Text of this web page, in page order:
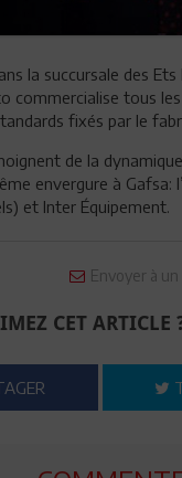
la succursale des
commercialise tous
fixés par le
de la
envergure à
et Inter Équipement.
Envoyer à un
CET ARTICLE